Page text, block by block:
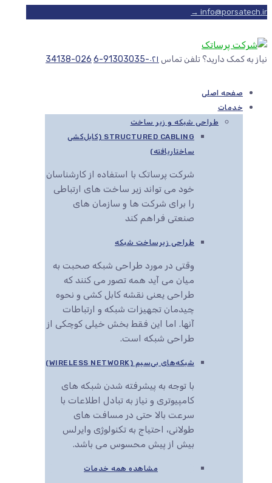
info@porsatech.ir →
نیاز به کمک دارید؟ تلفن تماس ۰۲۱-91303035-6 026-34138
صفحه اصلی
خدمات
طراحی شبکه و زیر ساخت
STRUCTURED CABLING (کابل‌کشی
ساختاریافته)
شرکت پرساتک با استفاده از کارشناسان
خود می تواند زیر ساخت های ارتباطی
را برای شرکت ها و سازمان های
صنعتی فراهم کند
طراحی زیرساخت شبکه
وقتی در مورد طراحی شبکه صحبت به
میان می آید همه تصور می کنند که
طراحی یعنی نقشه کابل کشی و نحوه
چیدمان تجهیزات شبکه و ارتباطات
آنها. اما این فقط بخش خیلی کوچکی از
طراحی شبکه است.
شبکه‌های بی‌سیم (WIRELESS NETWORK)
با توجه به پیشرفته شدن شبکه های
کامپیوتری و نیاز به تبادل اطلاعات با
سرعت بالا حتی در مسافت های
طولانی، احتیاج به تکنولوژی وایرلس
بیش از پیش محسوس می باشد.
مشاهده همه خدمات